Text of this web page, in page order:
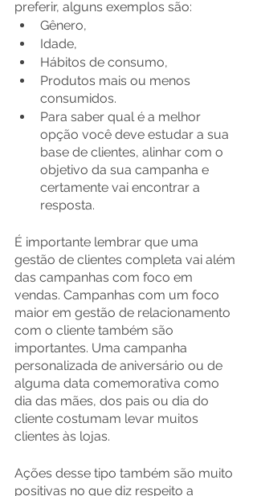
preferir, alguns exemplos são:
Gênero,
Idade,
Hábitos de consumo,
Produtos mais ou menos
consumidos.
Para saber qual é a melhor
opção você deve estudar a sua
base de clientes, alinhar com o
objetivo da sua campanha e
certamente vai encontrar a
resposta.
É importante lembrar que uma
gestão de clientes completa vai além
das campanhas com foco em
vendas. Campanhas com um foco
maior em gestão de relacionamento
com o cliente também são
importantes. Uma campanha
personalizada de aniversário ou de
alguma data comemorativa como
dia das mães, dos pais ou dia do
cliente costumam levar muitos
clientes às lojas.
Ações desse tipo também são muito
positivas no que diz respeito a